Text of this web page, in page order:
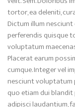
tortor, ea deleniti,
Dictum illum
perferendis quisque
voluptatum
Placerat earum
cumque. Integer vel
nesciunt voluptatum
quo etiam dui
adipisci laudantium,